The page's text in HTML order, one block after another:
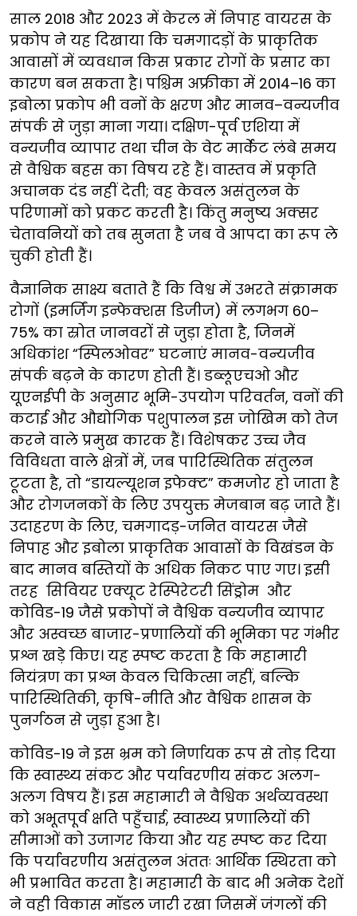
साल 2018 और 2023 में केरल में निपाह वायरस के
प्रकोप ने यह दिखाया कि चमगादड़ों के प्राकृतिक
आवासों में व्यवधान किस प्रकार रोगों के प्रसार का
कारण बन सकता है। पश्चिम अफ्रीका में 2014–16 का
इबोला प्रकोप भी वनों के क्षरण और मानव–वन्यजीव
संपर्क से जुड़ा माना गया। दक्षिण-पूर्व एशिया में
वन्यजीव व्यापार तथा चीन के वेट मार्केट लंबे समय
से वैश्विक बहस का विषय रहे हैं। वास्तव में प्रकृति
अचानक दंड नहीं देती; वह केवल असंतुलन के
परिणामों को प्रकट करती है। किंतु मनुष्य अक्सर
चेतावनियों को तब सुनता है जब वे आपदा का रूप ले
चुकी होती हैं।
वैज्ञानिक साक्ष्य बताते हैं कि विश्व में उभरते संक्रामक
रोगों (इमर्जिंग इन्फेक्शस डिजीज) में लगभग 60–
75% का स्रोत जानवरों से जुड़ा होता है, जिनमें
अधिकांश “स्पिलओवर” घटनाएं मानव-वन्यजीव
संपर्क बढ़ने के कारण होती हैं। डब्लूएचओ और
यूएनईपी के अनुसार भूमि-उपयोग परिवर्तन, वनों की
कटाई और औद्योगिक पशुपालन इस जोखिम को तेज
करने वाले प्रमुख कारक हैं। विशेषकर उच्च जैव
विविधता वाले क्षेत्रों में, जब पारिस्थितिक संतुलन
टूटता है, तो “डायल्यूशन इफेक्ट” कमजोर हो जाता है
और रोगजनकों के लिए उपयुक्त मेजबान बढ़ जाते हैं।
उदाहरण के लिए, चमगादड़-जनित वायरस जैसे
निपाह और इबोला प्राकृतिक आवासों के विखंडन के
बाद मानव बस्तियों के अधिक निकट पाए गए। इसी
तरह सिवियर एक्यूट रेस्पिरेटरी सिंड्रोम और
कोविड-19 जैसे प्रकोपों ने वैश्विक वन्यजीव व्यापार
और अस्वच्छ बाजार-प्रणालियों की भूमिका पर गंभीर
प्रश्न खड़े किए। यह स्पष्ट करता है कि महामारी
नियंत्रण का प्रश्न केवल चिकित्सा नहीं, बल्कि
पारिस्थितिकी, कृषि-नीति और वैश्विक शासन के
पुनर्गठन से जुड़ा हुआ है।
कोविड-19 ने इस भ्रम को निर्णायक रूप से तोड़ दिया
कि स्वास्थ्य संकट और पर्यावरणीय संकट अलग-
अलग विषय हैं। इस महामारी ने वैश्विक अर्थव्यवस्था
को अभूतपूर्व क्षति पहुँचाई, स्वास्थ्य प्रणालियों की
सीमाओं को उजागर किया और यह स्पष्ट कर दिया
कि पर्यावरणीय असंतुलन अंततः आर्थिक स्थिरता को
भी प्रभावित करता है। महामारी के बाद भी अनेक देशों
ने वही विकास मॉडल जारी रखा जिसमें जंगलों की